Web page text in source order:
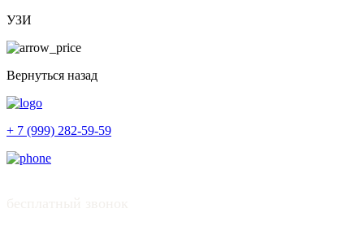
УЗИ
Вернуться назад
+ 7 (999) 282-59-59